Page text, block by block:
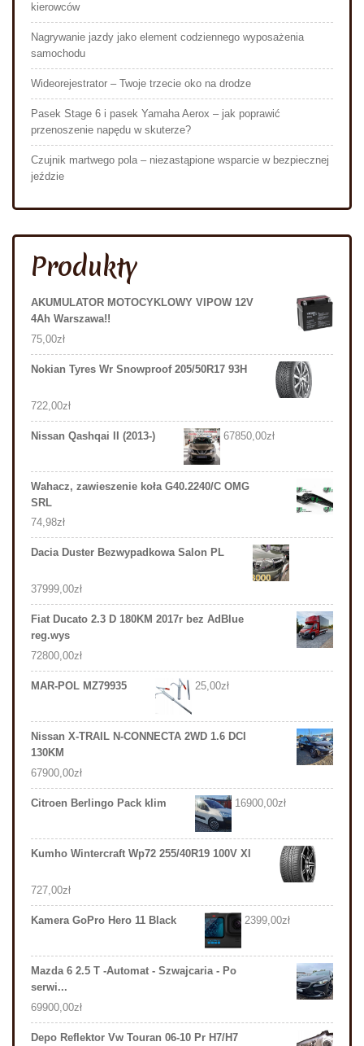
kierowców
Nagrywanie jazdy jako element codziennego wyposażenia
samochodu
Wideorejestrator – Twoje trzecie oko na drodze
Pasek Stage 6 i pasek Yamaha Aerox – jak poprawić
przenoszenie napędu w skuterze?
Czujnik martwego pola – niezastąpione wsparcie w bezpiecznej
jeździe
Produkty
AKUMULATOR MOTOCYKLOWY VIPOW 12V
4Ah Warszawa!!
75,00zł
Nokian Tyres Wr Snowproof 205/50R17 93H
722,00zł
Nissan Qashqai II (2013-) 67850,00zł
Wahacz, zawieszenie koła G40.2240/C OMG
SRL
74,98zł
Dacia Duster Bezwypadkowa Salon PL
37999,00zł
Fiat Ducato 2.3 D 180KM 2017r bez AdBlue
reg.wys
72800,00zł
MAR-POL MZ79935 25,00zł
Nissan X-TRAIL N-CONNECTA 2WD 1.6 DCI
130KM
67900,00zł
Citroen Berlingo Pack klim 16900,00zł
Kumho Wintercraft Wp72 255/40R19 100V Xl
727,00zł
Kamera GoPro Hero 11 Black 2399,00zł
Mazda 6 2.5 T -Automat - Szwajcaria - Po
serwi...
69900,00zł
Depo Reflektor Vw Touran 06-10 Pr H7/H7